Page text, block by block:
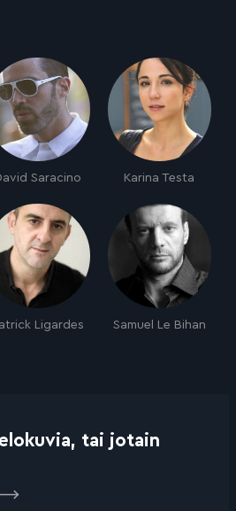
Saracino Karina Testa
Ligardes Samuel Le Bihan
tai jotain